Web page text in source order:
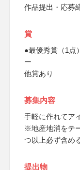
作品提出・応募
賞
●最優秀賞（1
ー
他賞あり
募集内容
手軽に作れてア
※地産地消をテ
つ以上必ず含め
提出物